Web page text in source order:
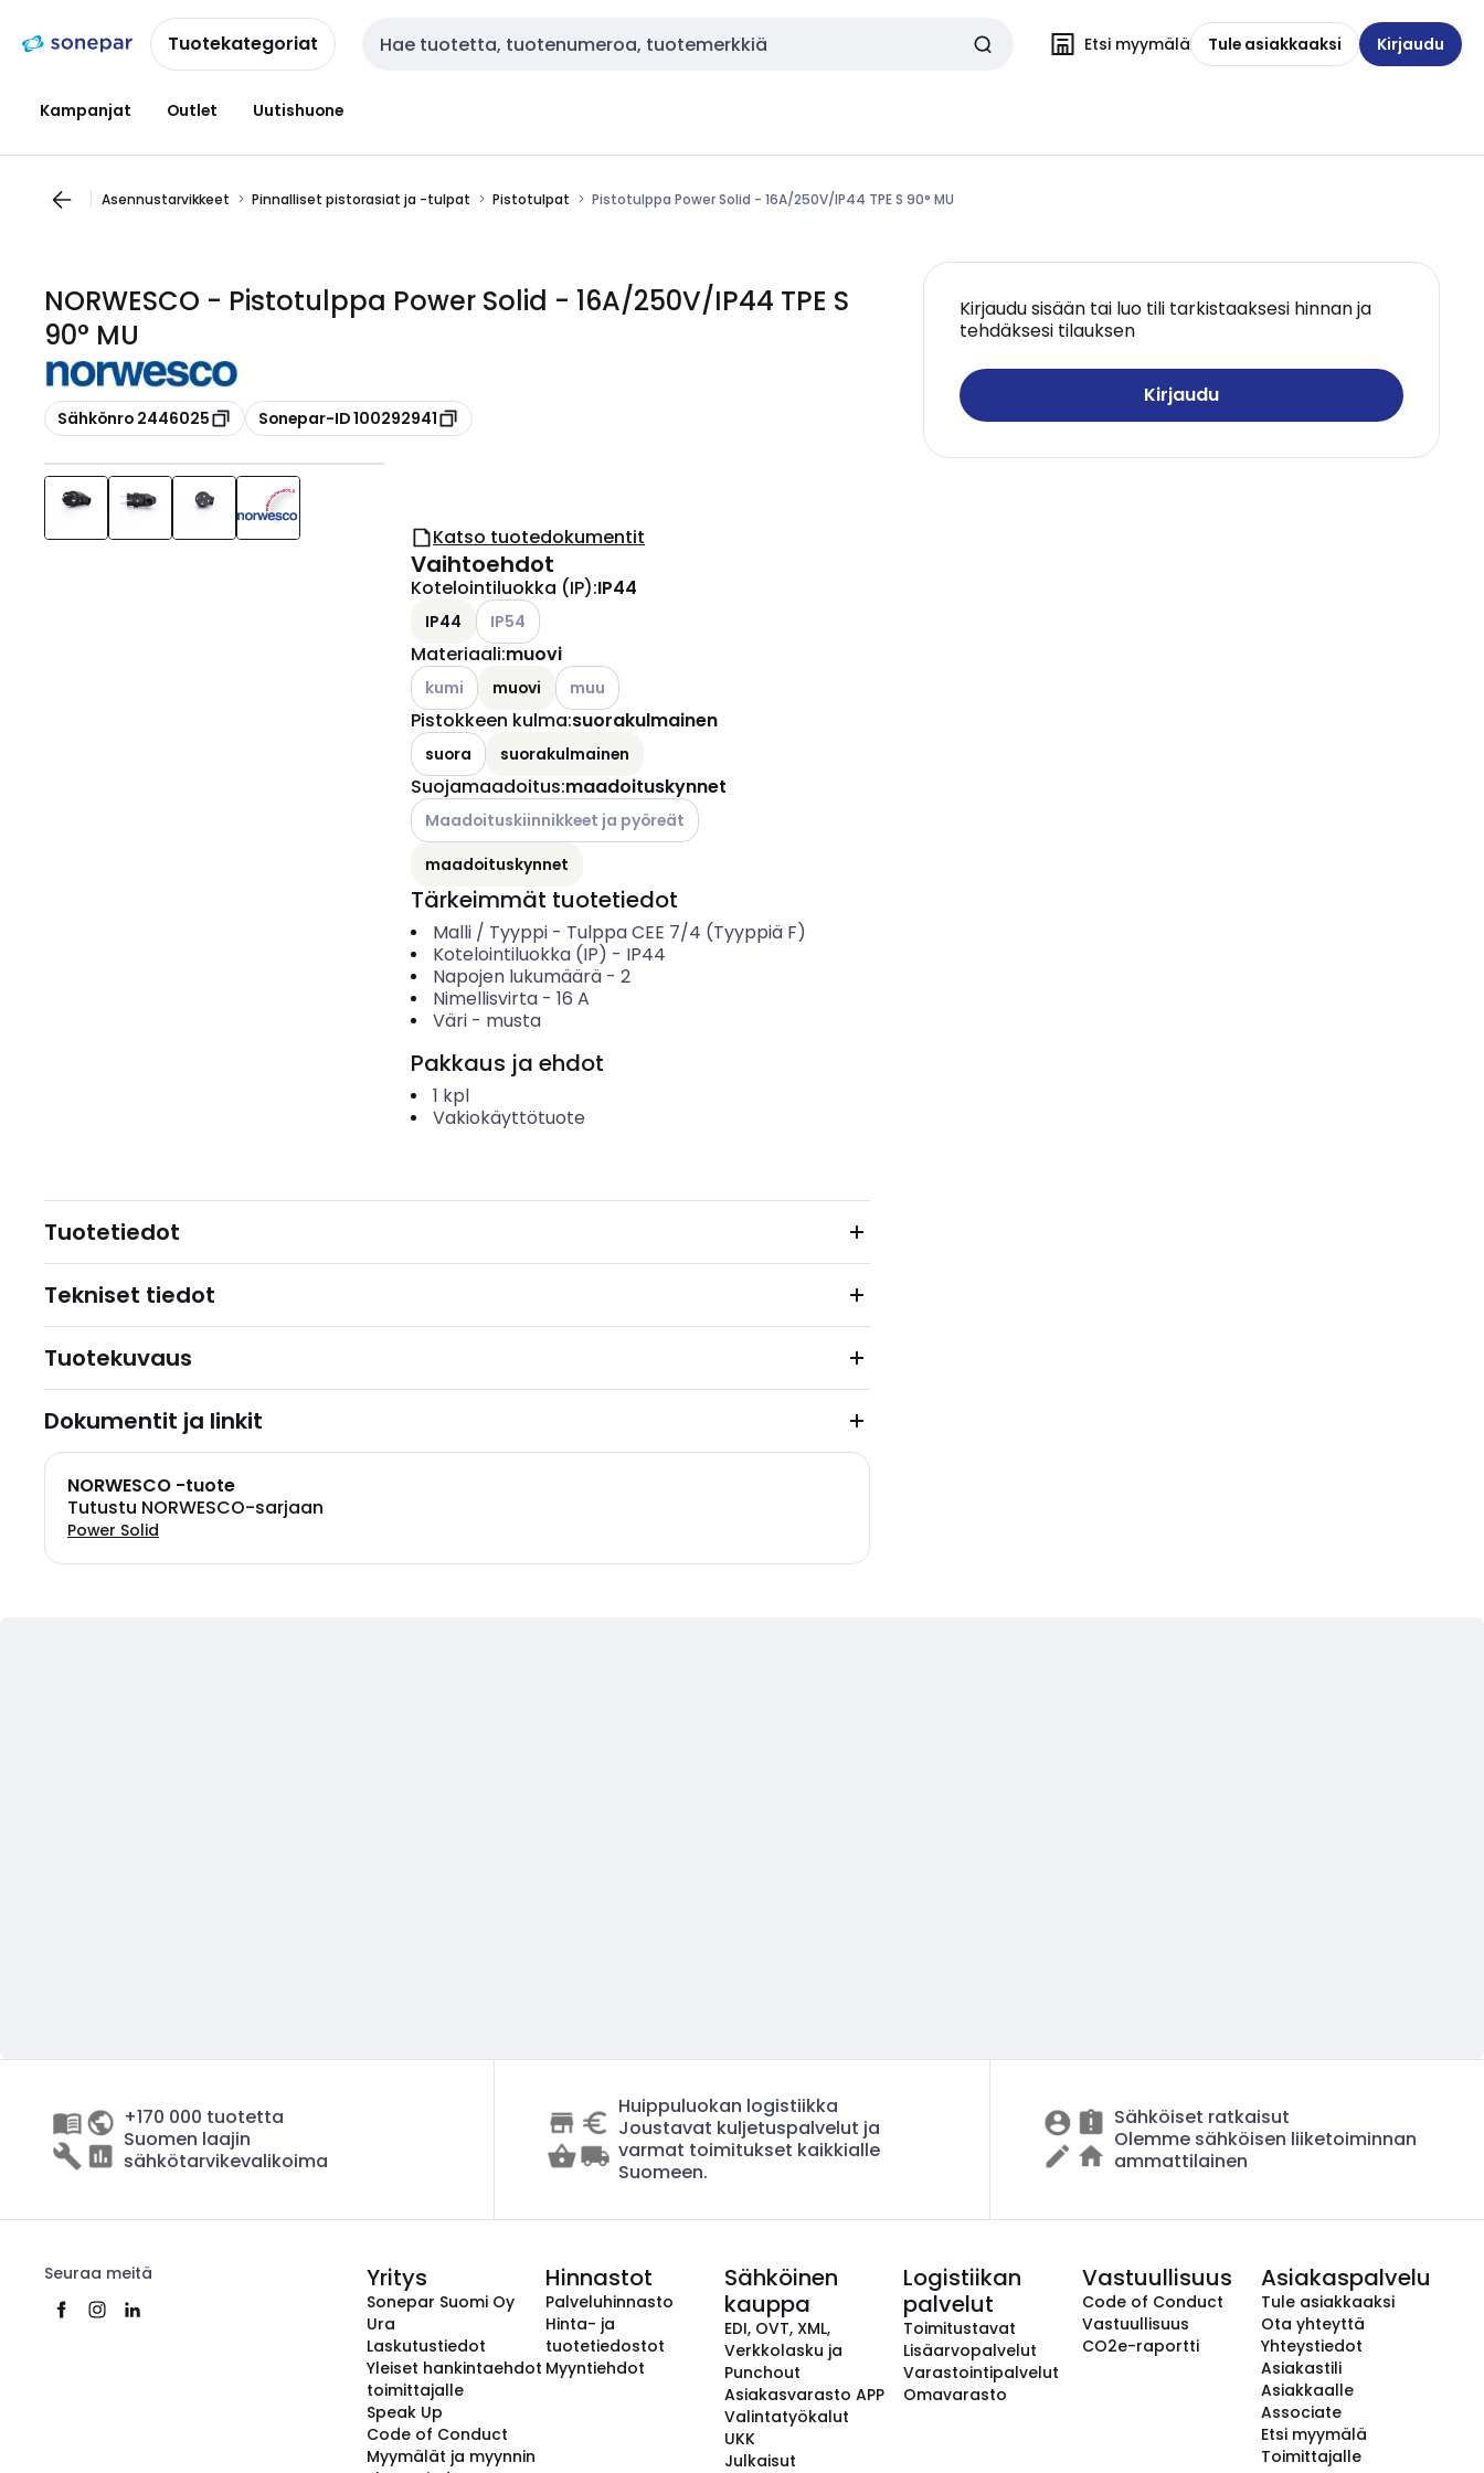
navigointiinsisältöönTuotekategoriat Haku Etsi myymälä Tule asiakkaaksi Kirjaudu
Kampanjat Outlet Uutishuone
Asennustarvikkeet Pinnalliset pistorasiat ja -tulpat Pistotulpat Pistotulppa Power Solid - 16A/250V/IP44 TPE S 90° MU
NORWESCO - Pistotulppa Power Solid - 16A/250V/IP44 TPE S
90° MU
Kopioi
Sähkönro 2446025 Kopioi
Sonepar-ID 100292941
Kirjaudu sisään tai luo tili tarkistaaksesi hinnan ja
tehdäksesi tilauksen
Kirjaudu
Katso tuotedokumentit
Vaihtoehdot
Kotelointiluokka (IP):IP44
IP44 Katso käytettävissä olevat vaihtoehdot
IP54
Materiaali:muovi
Katso käytettävissä olevat vaihtoehdot
kumi muovi Katso käytettävissä olevat vaihtoehdot
muu
Pistokkeen kulma:suorakulmainen
suora suorakulmainen
Suojamaadoitus:maadoituskynnet
Katso käytettävissä olevat vaihtoehdot
Maadoituskiinnikkeet ja pyöreät
maadoituskynnet
Tärkeimmät tuotetiedot
Malli / Tyyppi- Tulppa CEE 7/4 (Tyyppiä F)
Kotelointiluokka (IP) - IP44
Napojen lukumäärä- 2
Nimellisvirta- 16 A
Väri- musta
Pakkaus ja ehdot
1 kpl
Vakiokäyttötuote
Tuotetiedot
Tekniset tiedot
Tuotekuvaus
Dokumentit ja linkit
NORWESCO -tuote
Tutustu NORWESCO-sarjaan
Power Solid
+170 000 tuotetta
Suomen laajin
sähkötarvikevalikoima
Huippuluokan logistiikka
Joustavat kuljetuspalvelut ja
varmat toimitukset kaikkialle
Suomeen.
Sähköiset ratkaisut
Olemme sähköisen liiketoiminnan
ammattilainen
Seuraa meitä Yritys
Sonepar Suomi Oy
Ura
Laskutustiedot
Yleiset hankintaehdot
toimittajalle
Speak Up
Code of Conduct
Myymälät ja myynnin
Hinnastot
Palveluhinnasto
Hinta- ja
tuotetiedostot
Myyntiehdot
Sähköinen
kauppa
EDI, OVT, XML,
Verkkolasku ja
Punchout
Asiakasvarasto APP
Valintatyökalut
UKK
Julkaisut
Logistiikan
palvelut
Toimitustavat
Lisäarvopalvelut
Varastointipalvelut
Omavarasto
Vastuullisuus
Code of Conduct
Vastuullisuus
CO2e-raportti
Asiakaspalvelu
Tule asiakkaaksi
Ota yhteyttä
Yhteystiedot
Asiakastili
Asiakkaalle
Associate
Etsi myymälä
Toimittajalle